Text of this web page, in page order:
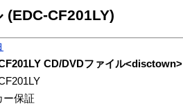
(EDC-CF201LY)
CD/DVDファイル<disctown>
ー保証